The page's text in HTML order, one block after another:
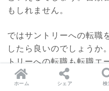
もしれません。
ではサントリーへの転職
したら良いのでしょうか
トリーへの転職も転職エ
で大きく変えられるかも
ホーム シェア 検